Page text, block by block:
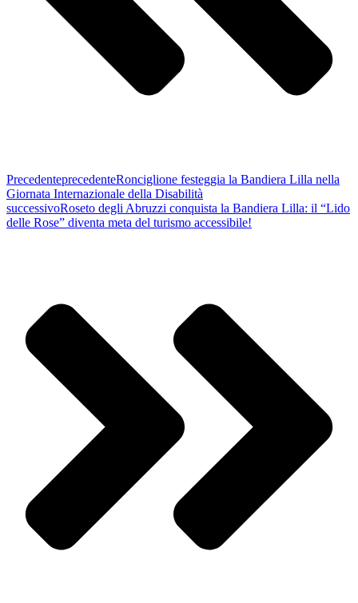
PrecedenteprecedenteRonciglione festeggia la Bandiera Lilla nella
Giornata Internazionale della Disabilità
successivoRoseto degli Abruzzi conquista la Bandiera Lilla: il “Lido
delle Rose” diventa meta del turismo accessibile!